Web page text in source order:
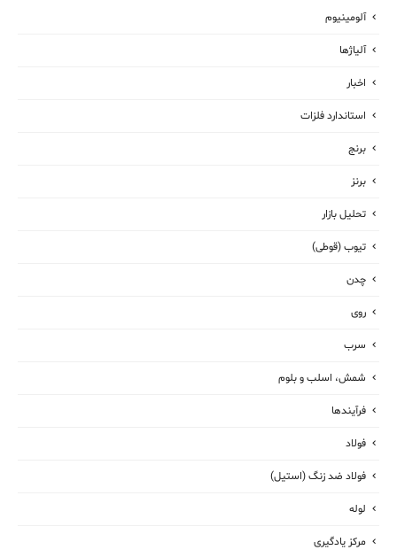
آلومینیوم
آلیاژها
اخبار
استاندارد فلزات
برنج
برنز
تحلیل بازار
تیوب (قوطی)
چدن
روی
سرب
شمش، اسلب و بلوم
فرآیندها
فولاد
فولاد ضد زنگ (استیل)
لوله
مرکز یادگیری